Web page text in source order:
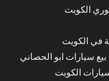
الكويت
في الكويت
سيارات ابو الحصاني
الكويت